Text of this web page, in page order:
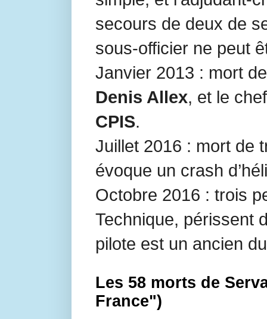
secours de deux de
sous-officier ne peut
Janvier 2013 : mort
Denis Allex, et le
CPIS.
Juillet 2016 : mort de
évoque un crash
Octobre 2016 : trois
Technique, périssent
pilote est un ancien
Les 58 morts de
France")